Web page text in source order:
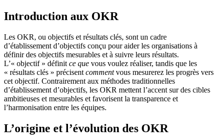
Introduction aux OKR
Les OKR, ou objectifs et résultats clés, sont un cadre
d’établissement d’objectifs conçu pour aider les organisations à
définir des objectifs mesurables et à suivre leurs résultats.
L’« objectif » définit ce que vous voulez réaliser, tandis que les
« résultats clés » précisent commentvous mesurerez les progrès vers
cet objectif. Contrairement aux méthodes traditionnelles
d’établissement d’objectifs, les OKR mettent l’accent sur des cibles
ambitieuses et mesurables et favorisent la transparence et
l’harmonisation entre les équipes.
L’origine et l’évolution des OKR